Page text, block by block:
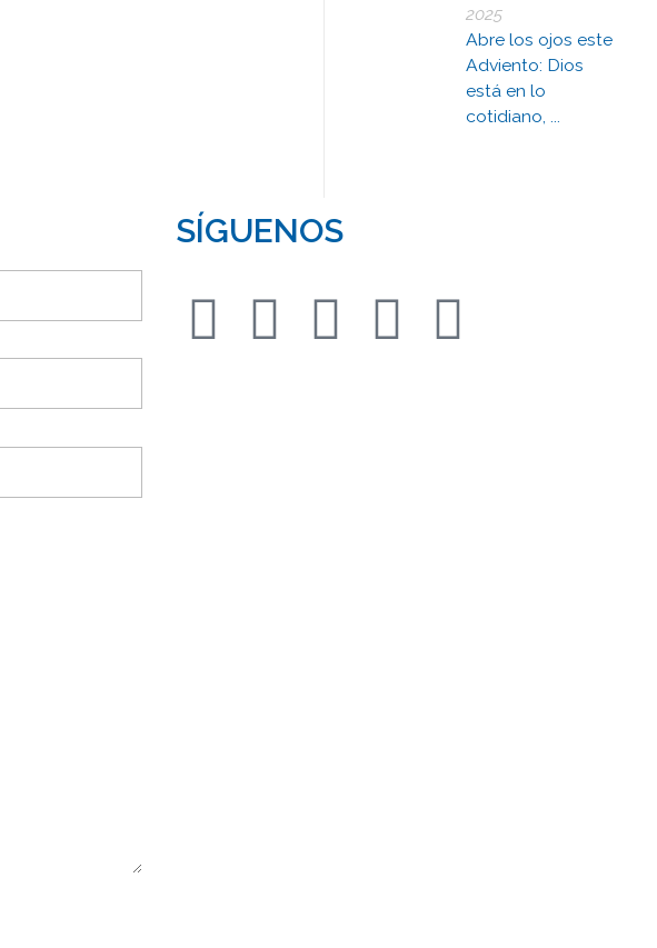
2025
Abre los ojos este
Adviento: Dios
está en lo
cotidiano, ...
SÍGUENOS